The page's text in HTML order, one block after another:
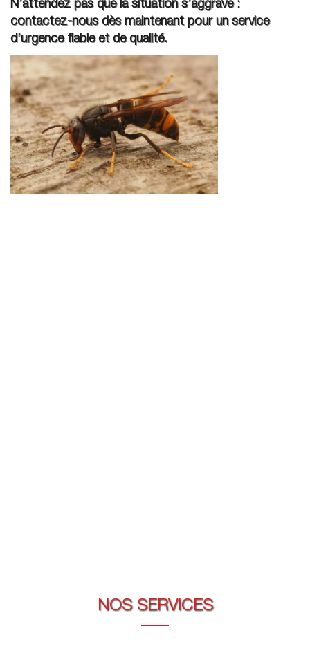
N’attendez pas que la situation s’aggrave :
contactez-nous dès maintenant pour un service
d’urgence fiable et de qualité.
NOS SERVICES